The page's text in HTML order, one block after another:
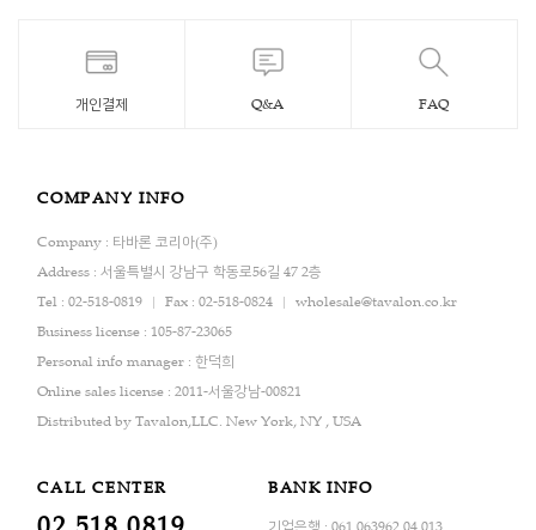
개인결제 Q&A FAQ
COMPANY INFO
Company : 타바론 코리아(주)
Address : 서울특별시 강남구 학동로56길 47 2층
Tel : 02-518-0819
Fax : 02-518-0824
wholesale@tavalon.co.kr
Business license : 105-87-23065
Personal info manager : 한덕희
Online sales license : 2011-서울강남-00821
Distributed by Tavalon,LLC. New York, NY , USA
CALL CENTER BANK INFO
기업은행 : 061.063962.04.013